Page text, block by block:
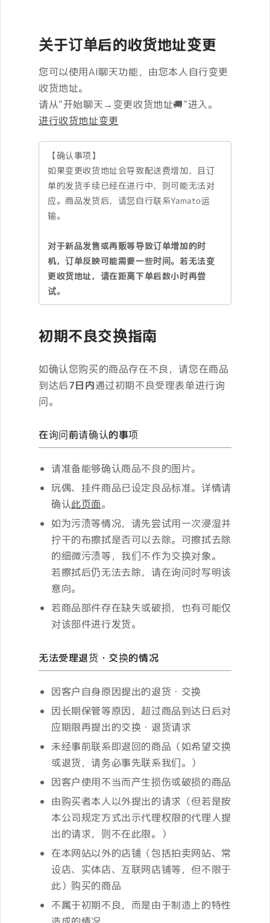
关于订单后的收货地址变更
您可以使用AI聊天功能，由您本人自行变更
收货地址。
请从“开始聊天→变更收货地址🚚”进入。
进行收货地址变更
【确认事项】
如果变更收货地址会导致配送费增加，且订
单的发货手续已经在进行中，则可能无法对
应。商品发货后，请您自行联系Yamato运
输。
对于新品发售或再贩等导致订单增加的时
机，订单反映可能需要一些时间。若无法变
更收货地址，请在距离下单后数小时再尝
试。
初期不良交换指南
如确认您购买的商品存在不良，请您在商品
到达后7日内通过初期不良受理表单进行询
问。
在询问前请确认的事项
请准备能够确认商品不良的图片。
玩偶、挂件商品已设定良品标准。详情请
确认此页面。
如为污渍等情况，请先尝试用一次浸湿并
拧干的布擦拭是否可以去除。可擦拭去除
的细微污渍等，我们不作为交换对象。
若擦拭后仍无法去除，请在询问时写明该
意向。
若商品部件存在缺失或破损，也有可能仅
对该部件进行发货。
无法受理退货・交换的情况
因客户自身原因提出的退货・交换
因长期保管等原因，超过商品到达日后对
应期限再提出的交换・退货请求
未经事前联系即退回的商品（如希望交换
或退货，请务必事先联系我们。）
因客户使用不当而产生损伤或破损的商品
由购买者本人以外提出的请求（但若是按
本公司规定方式出示代理权限的代理人提
出的请求，则不在此限。）
在本网站以外的店铺（包括拍卖网站、常
设店、实体店、互联网店铺等，但不限于
此）购买的商品
不属于初期不良，而是由于制造上的特性